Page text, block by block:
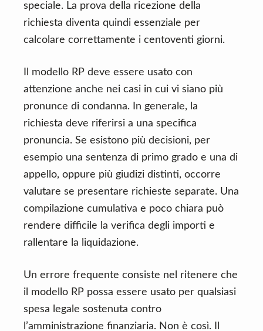
speciale. La prova della ricezione della
richiesta diventa quindi essenziale per
calcolare correttamente i centoventi giorni.
Il modello RP deve essere usato con
attenzione anche nei casi in cui vi siano più
pronunce di condanna. In generale, la
richiesta deve riferirsi a una specifica
pronuncia. Se esistono più decisioni, per
esempio una sentenza di primo grado e una di
appello, oppure più giudizi distinti, occorre
valutare se presentare richieste separate. Una
compilazione cumulativa e poco chiara può
rendere difficile la verifica degli importi e
rallentare la liquidazione.
Un errore frequente consiste nel ritenere che
il modello RP possa essere usato per qualsiasi
spesa legale sostenuta contro
l’amministrazione finanziaria. Non è così. Il